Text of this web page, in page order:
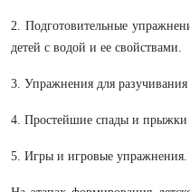
2. Подготовительные
детей с водой и ее свойствами.
3. Упражнения для
4. Простейшие спады и прыжки
5. Игры и игровые упражнения.